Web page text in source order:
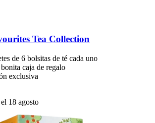
Tea Collection
de 6 bolsitas de té cada uno
caja de regalo
exclusiva
18 agosto